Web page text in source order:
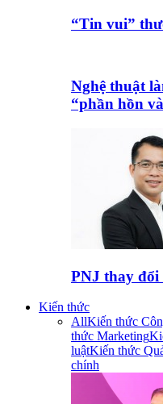
“Tin vui”
Nghệ thuật
“phần hồn
PNJ thay đổi
Kiến thức
AllKiến thức
thức Marketing
luậtKiến thức
chính